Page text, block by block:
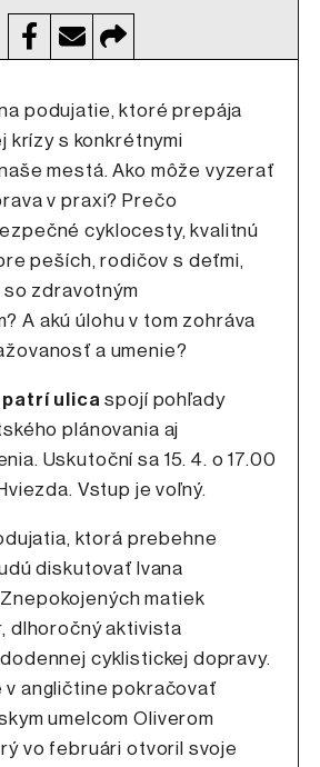
podujatie, ktoré prepája
krízy s konkrétnymi
mestá. Ako môže vyzerať
v praxi? Prečo
cyklocesty, kvalitnú
peších, rodičov s deťmi,
zdravotným
A akú úlohu v tom zohráva
a umenie?
patrí ulica spojí pohľady
plánovania aj
Uskutoční sa 15. 4. o 17.00
Vstup je voľný.
ktorá prebehne
diskutovať Ivana
matiek
dlhoročný aktivista
cyklistickej dopravy.
v angličtine pokračovať
umelcom Oliverom
vo februári otvoril svoje